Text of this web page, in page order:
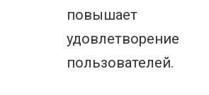
повышает
удовлетворение
пользователей.